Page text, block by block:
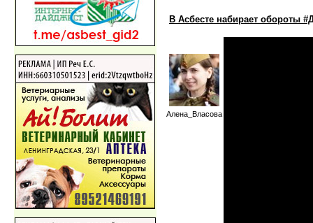
В Асбесте набирает обороты
Алена_Власова